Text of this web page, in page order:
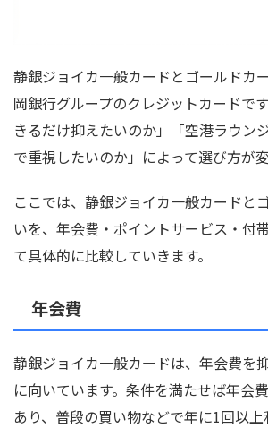
静銀ジョイカ一般カードとゴールドカ
岡銀行グループのクレジットカードで
きるだけ抑えたいのか」「空港ラウン
で重視したいのか」によって選び方が変
ここでは、静銀ジョイカ一般カードと
いを、年会費・ポイントサービス・付
て具体的に比較していきます。
年会費
静銀ジョイカ一般カードは、年会費を
に向いています。条件を満たせば年会
あり、普段の買い物などで年に1回以